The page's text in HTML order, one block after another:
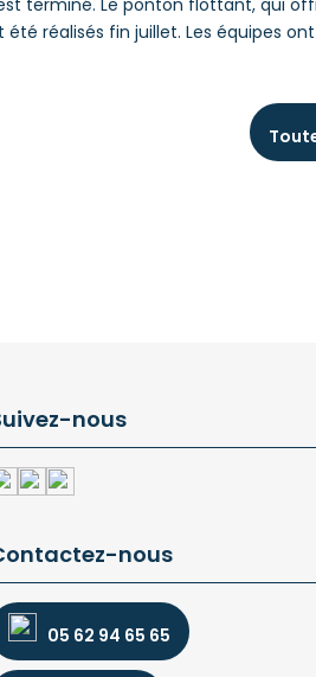
terminé. Le ponton flottant, qui
réalisés fin juillet. Les équipes
nous
nous
05 62 94 65 65